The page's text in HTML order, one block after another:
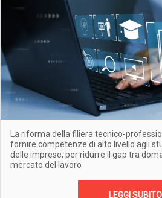
La riforma della filiera tecnico-
fornire competenze di alto livello agli
delle imprese, per ridurre il gap tra
mercato del lavoro
LEGGI SUBITO